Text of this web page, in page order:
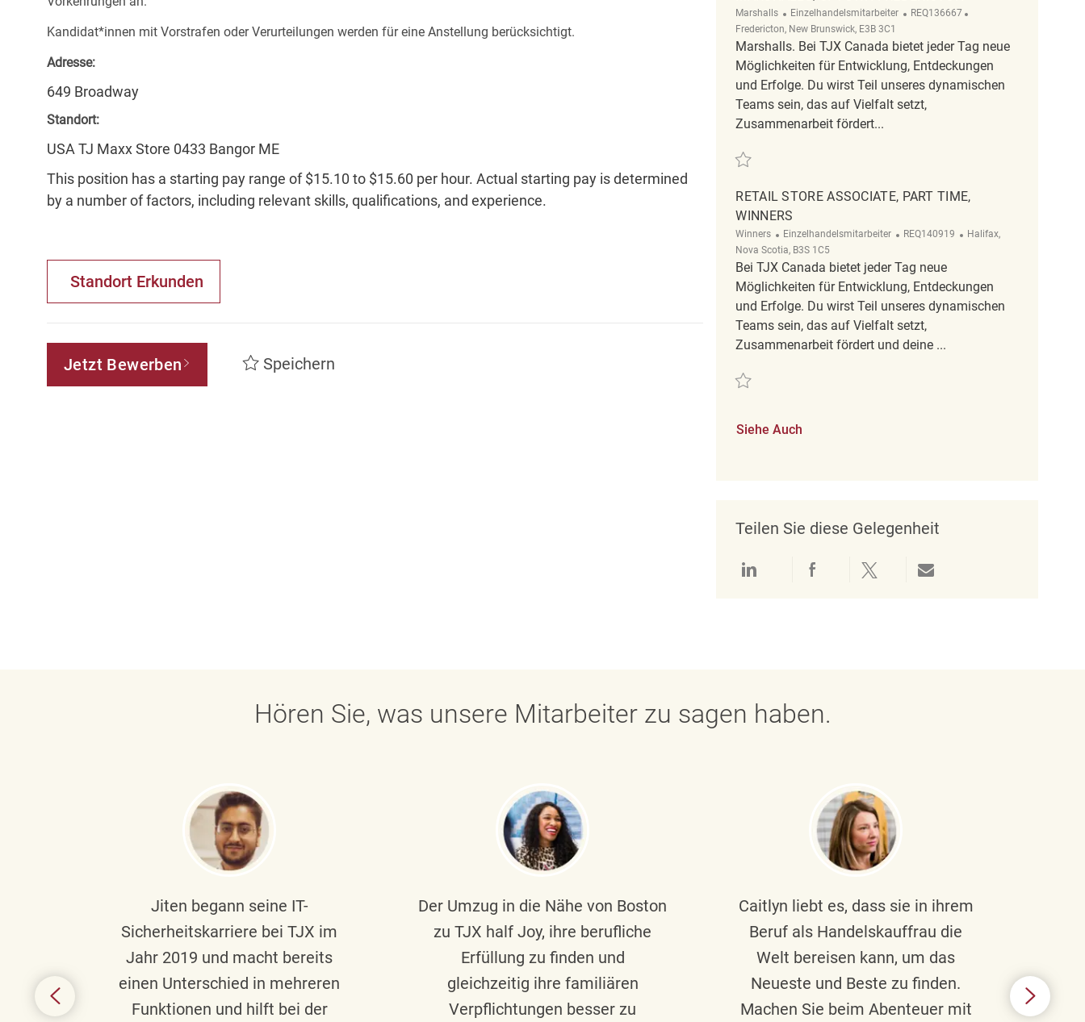
Kandidat*innen mit Vorstrafen oder Verurteilungen werden für eine Anstellung berücksichtigt.
Adresse:
649 Broadway
Standort:
USA TJ Maxx Store 0433 Bangor ME
This position has a starting pay range of $15.10 to $15.60 per hour. Actual starting pay is determined
by a number of factors, including relevant skills, qualifications, and experience.
Standort Erkunden
Jetzt Bewerben Speichern
Marshalls Kategorie
Einzelhandelsmitarbeiter ReqId
REQ136667
Fredericton, New Brunswick, E3B 3C1
Marshalls. Bei TJX Canada bietet jeder Tag neue
Möglichkeiten für Entwicklung, Entdeckungen
und Erfolge. Du wirst Teil unseres dynamischen
Teams sein, das auf Vielfalt setzt,
Zusammenarbeit fördert...
Retten Retail Store Associate, Part-time, Marshalls, Uptown Fredericton
RETAIL STORE ASSOCIATE, PART TIME,
WINNERS
Winners Kategorie
Einzelhandelsmitarbeiter ReqId
REQ140919 Ort
Halifax,
Nova Scotia, B3S 1C5
Bei TJX Canada bietet jeder Tag neue
Möglichkeiten für Entwicklung, Entdeckungen
und Erfolge. Du wirst Teil unseres dynamischen
Teams sein, das auf Vielfalt setzt,
Zusammenarbeit fördert und deine ...
Retten Retail Store Associate, Part Time, Winners REQ140919
Siehe Auch
Teilen Sie diese Gelegenheit
Über LinkedIn teilenÜber Facebook teilen
Über Twitter teilenPer E-Mail teilen
Hören Sie, was unsere Mitarbeiter zu sagen haben.
Jiten begann seine IT-
Sicherheitskarriere bei TJX im
Jahr 2019 und macht bereits
einen Unterschied in mehreren
Funktionen und hilft bei der
Der Umzug in die Nähe von Boston
zu TJX half Joy, ihre berufliche
Erfüllung zu finden und
gleichzeitig ihre familiären
Verpflichtungen besser zu
Caitlyn liebt es, dass sie in ihrem
Beruf als Handelskauffrau die
Welt bereisen kann, um das
Neueste und Beste zu finden.
Machen Sie beim Abenteuer mit